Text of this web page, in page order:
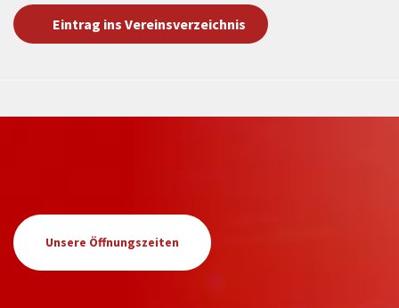
Eintrag ins Vereinsverzeichnis
Unsere Öffnungszeiten